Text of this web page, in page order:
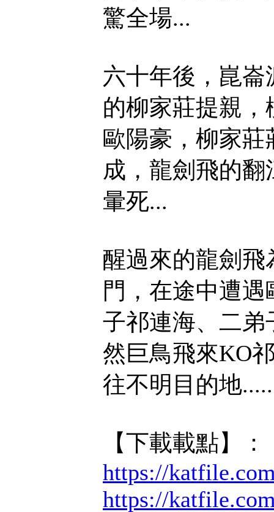
驚全場...
六十年後，崑
的柳家莊提親
歐陽豪，柳家
成，龍劍飛的
暈死...
醒過來的龍劍
門，在途中遭
子祁連海、二
然巨鳥飛來KO
往不明目的地
【下載載點】：
https://
https://